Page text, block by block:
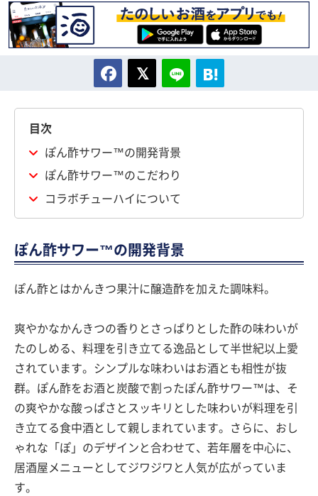
目次
ぽん酢サワー™の開発背景
ぽん酢サワー™のこだわり
コラボチューハイについて
ぽん酢サワー™の開発背景
ぽん酢とはかんきつ果汁に醸造酢を加えた調味料。
爽やかなかんきつの香りとさっぱりとした酢の味わいが
たのしめる、料理を引き立てる逸品として半世紀以上愛
されています。シンプルな味わいはお酒とも相性が抜
群。ぽん酢をお酒と炭酸で割ったぽん酢サワー™は、そ
の爽やかな酸っぱさとスッキリとした味わいが料理を引
き立てる食中酒として親しまれています。さらに、おし
ゃれな「ぽ」のデザインと合わせて、若年層を中心に、
居酒屋メニューとしてジワジワと人気が広がっていま
す。